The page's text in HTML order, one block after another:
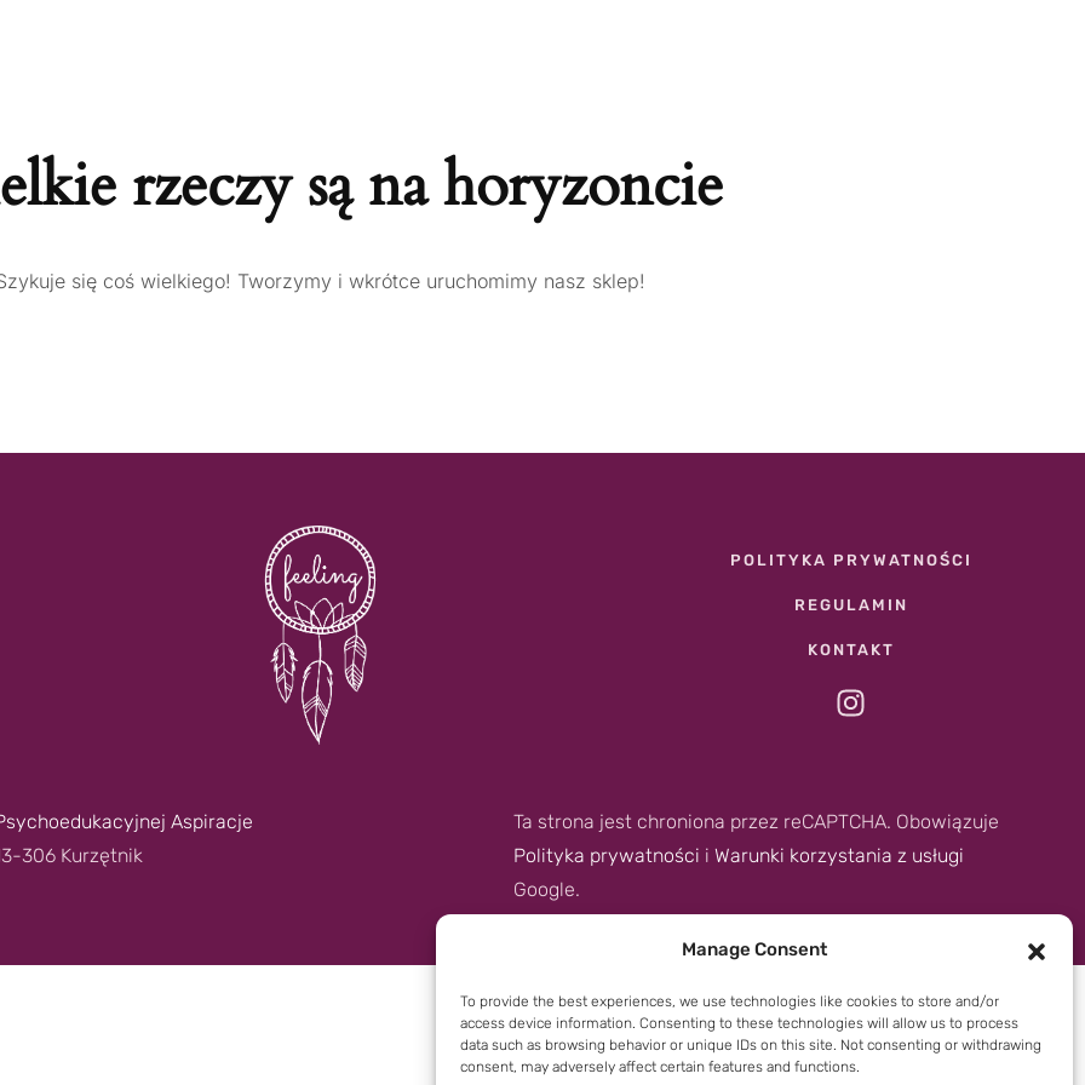
Manage Consent
To provide the best experiences, we use technologies like cookies to store and/or
access device information. Consenting to these technologies will allow us to process
data such as browsing behavior or unique IDs on this site. Not consenting or withdrawing
consent, may adversely affect certain features and functions.
rzeczy są na horyzoncie
się coś wielkiego! Tworzymy i wkrótce uruchomimy nasz sklep!
POLITYKA PRYWATNOŚCI
REGULAMIN
KONTAKT
Aspiracje
306 Kurzętnik
Ta strona jest chroniona przez reCAPTCHA. Obowiązuje
Polityka prywatności iWarunki korzystania z usługi
Google.